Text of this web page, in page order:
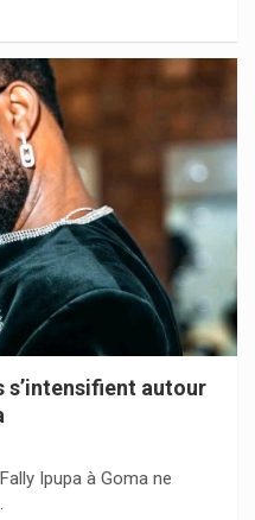
s’intensifient autour
Ipupa à Goma ne